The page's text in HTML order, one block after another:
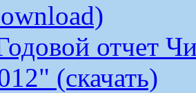
отчет
(скачать)